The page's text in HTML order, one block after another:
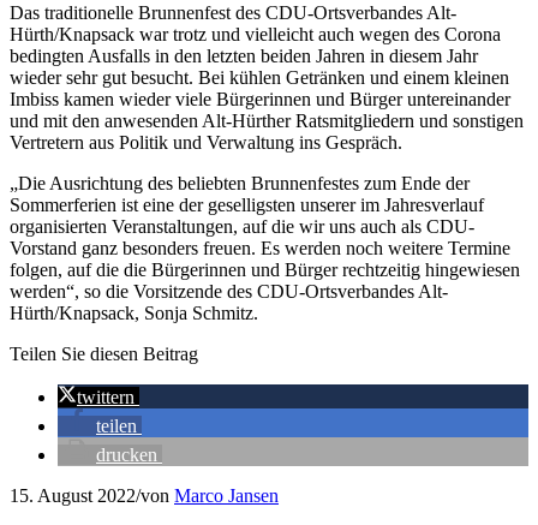
Das traditionelle Brunnenfest des CDU-Ortsverbandes Alt-
Hürth/Knapsack war trotz und vielleicht auch wegen des Corona
bedingten Ausfalls in den letzten beiden Jahren in diesem Jahr
wieder sehr gut besucht. Bei kühlen Getränken und einem kleinen
Imbiss kamen wieder viele Bürgerinnen und Bürger untereinander
und mit den anwesenden Alt-Hürther Ratsmitgliedern und sonstigen
Vertretern aus Politik und Verwaltung ins Gespräch.
„Die Ausrichtung des beliebten Brunnenfestes zum Ende der
Sommerferien ist eine der geselligsten unserer im Jahresverlauf
organisierten Veranstaltungen, auf die wir uns auch als CDU-
Vorstand ganz besonders freuen. Es werden noch weitere Termine
folgen, auf die die Bürgerinnen und Bürger rechtzeitig hingewiesen
werden“, so die Vorsitzende des CDU-Ortsverbandes Alt-
Hürth/Knapsack, Sonja Schmitz.
Teilen Sie diesen Beitrag
twittern
teilen
drucken
15. August 2022/von Marco Jansen